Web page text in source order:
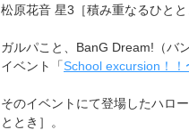
松原花音 星3［積み重なるひと
ガルパこと、BanG Dream!（バ
イベント「School excursion！
そのイベントにて登場したハロ
ととき］。